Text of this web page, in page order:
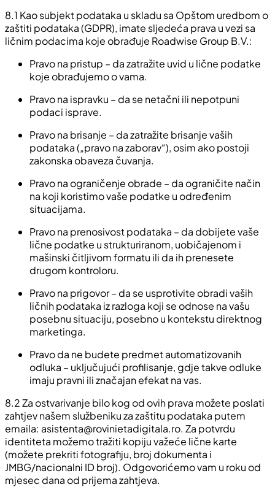
8.1 Kao subjekt podataka u skladu sa Opštom uredbom o
zaštiti podataka (GDPR), imate sljedeća prava u vezi sa
ličnim podacima koje obrađuje Roadwise Group B.V.:
Pravo na pristup – da zatražite uvid u lične podatke
koje obrađujemo o vama.
Pravo na ispravku – da se netačni ili nepotpuni
podaci isprave.
Pravo na brisanje – da zatražite brisanje vaših
podataka („pravo na zaborav“), osim ako postoji
zakonska obaveza čuvanja.
Pravo na ograničenje obrade – da ograničite način
na koji koristimo vaše podatke u određenim
situacijama.
Pravo na prenosivost podataka – da dobijete vaše
lične podatke u strukturiranom, uobičajenom i
mašinski čitljivom formatu ili da ih prenesete
drugom kontroloru.
Pravo na prigovor – da se usprotivite obradi vaših
ličnih podataka iz razloga koji se odnose na vašu
posebnu situaciju, posebno u kontekstu direktnog
marketinga.
Pravo da ne budete predmet automatizovanih
odluka – uključujući profilisanje, gdje takve odluke
imaju pravni ili značajan efekat na vas.
8.2 Za ostvarivanje bilo kog od ovih prava možete poslati
zahtjev našem službeniku za zaštitu podataka putem
emaila: asistenta@rovinietadigitala.ro. Za potvrdu
identiteta možemo tražiti kopiju važeće lične karte
(možete prekriti fotografiju, broj dokumenta i
JMBG/nacionalni ID broj). Odgovorićemo vam u roku od
mjesec dana od prijema zahtjeva.